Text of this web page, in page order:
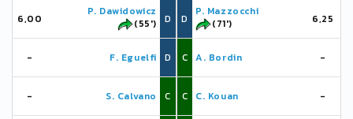
6,00
P. Dawidowicz
(55')
D
- F. Eguelfi D
- S. Calvano C
D
P. Mazzocchi
(71')
6,25
C A. Bordin -
C C. Kouan -